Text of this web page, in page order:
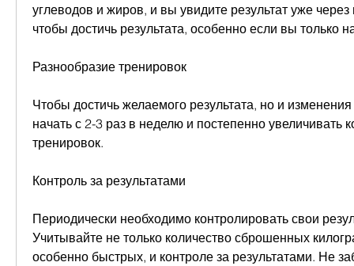
углеводов и жиров, и вы увидите результат уже через
чтобы достичь результата, особенно если вы только
Разнообразие тренировок
Чтобы достичь желаемого результата, но и
начать с 2-3 раз в неделю и постепенно увеличивать
тренировок.
Контроль за результатами
Периодически необходимо контролировать свои
Учитывайте не только количество сброшенных
особенно быстрых, и контроле за результатами. Не